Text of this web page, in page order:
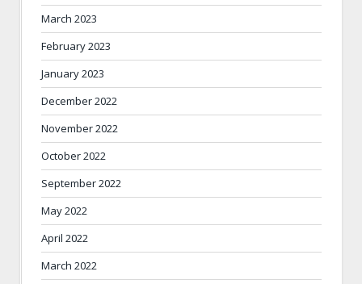
March 2023
February 2023
January 2023
December 2022
November 2022
October 2022
September 2022
May 2022
April 2022
March 2022